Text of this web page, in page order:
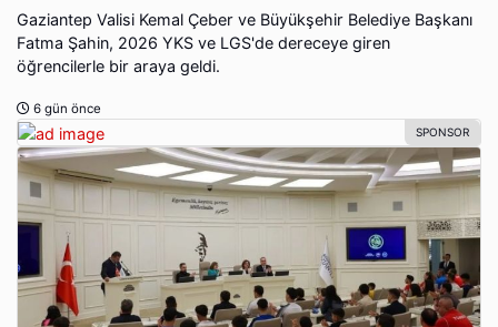
Gaziantep Valisi Kemal Çeber ve Büyükşehir Belediye Başkanı
Fatma Şahin, 2026 YKS ve LGS'de dereceye giren
öğrencilerle bir araya geldi.
6 gün önce